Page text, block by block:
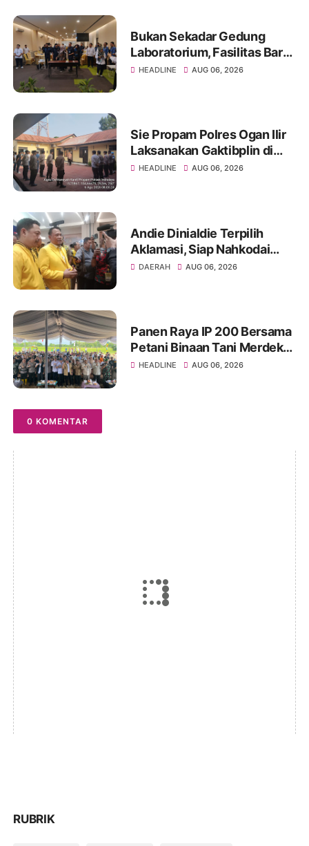
Bukan Sekadar Gedung
Laboratorium, Fasilitas Baru
di Jakabaring Akan Perkuat
HEADLINE AUG 06, 2026
Sie Propam Polres Ogan Ilir
Laksanakan Gaktibplin di
Polsek Indralaya, Tingkatkan
HEADLINE AUG 06, 2026
Andie Dinialdie Terpilih
Aklamasi, Siap Nahkodai
Golkar Sumsel dengan
DAERAH AUG 06, 2026
Panen Raya IP 200 Bersama
Petani Binaan Tani Merdeka
Indonesia Ogan Ilir
HEADLINE AUG 06, 2026
0 KOMENTAR
RUBRIK